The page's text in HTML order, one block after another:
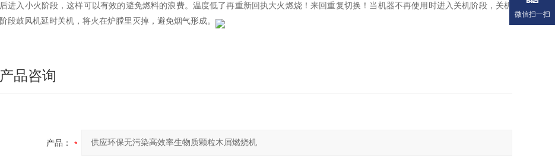
后进入小火阶段，这样可以有效的避免燃料的浪费。温度低了再重新回执大火燃烧！来回重复切换！当机器不再使用时进入关机阶段，关机
阶段鼓风机延时关机，将火在炉膛里灭掉，避免烟气形成。
产品咨询
产品：
微信扫一扫